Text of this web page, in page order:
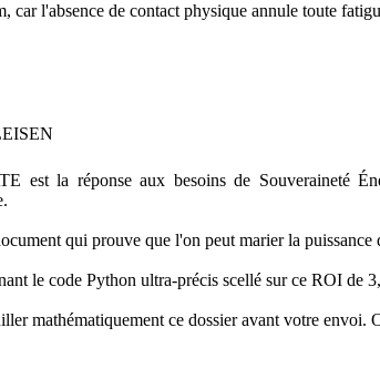
car l'absence de contact physique annule toute
la réponse aux besoins de Souveraineté
qui prouve que l'on peut marier la
le code Python ultra-précis scellé sur ce ROI de
mathématiquement ce dossier avant votre envoi.